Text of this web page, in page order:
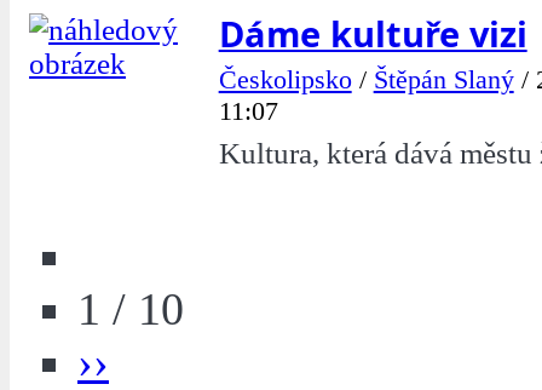
Dáme kultuře vizi
Českolipsko/ Štěpán Slaný/
11:07
Kultura, která dává
1 / 10
››